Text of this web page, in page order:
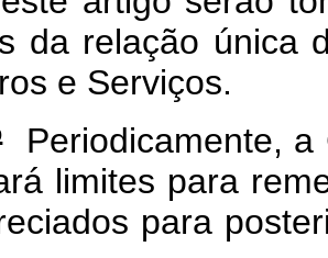
da relação única
e Serviços.
Periodicamente, a
limites para
para